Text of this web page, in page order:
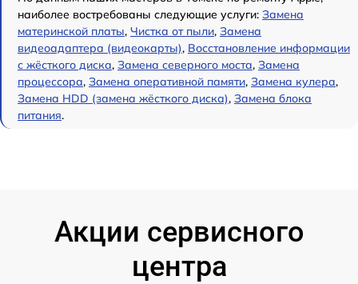
наиболее востребованы следующие услуги: Замена
материнской платы, Чистка от пыли, Замена
видеоадаптера (видеокарты), Восстановление информации
с жёсткого диска, Замена северного моста, Замена
процессора, Замена оперативной памяти, Замена кулера,
Замена HDD (замена жёсткого диска), Замена блока
питания.
Акции сервисного
центра